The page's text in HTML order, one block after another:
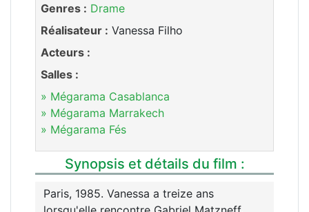
Genres : Drame
Réalisateur : Vanessa Filho
Acteurs :
Salles :
» Mégarama Casablanca
» Mégarama Marrakech
» Mégarama Fés
Synopsis et détails du film :
Paris, 1985. Vanessa a treize ans